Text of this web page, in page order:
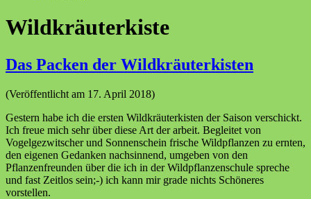
Wildkräuterkiste
Das Packen der Wildkräuterkisten
(Veröffentlicht am 17. April 2018)
Gestern habe ich die ersten Wildkräuterkisten der Saison verschickt.
Ich freue mich sehr über diese Art der arbeit. Begleitet von
Vogelgezwitscher und Sonnenschein frische Wildpflanzen zu ernten,
den eigenen Gedanken nachsinnend, umgeben von den
Pflanzenfreunden über die ich in der Wildpflanzenschule spreche
und fast Zeitlos sein;-) ich kann mir grade nichts Schöneres
vorstellen.